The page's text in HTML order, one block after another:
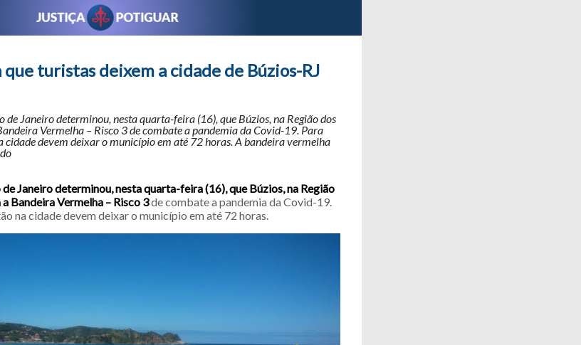
turistas deixem a cidade de Búzios-RJ
de Janeiro determinou, nesta quarta-feira (16), que Búzios, na Região dos
Vermelha – Risco 3 de combate a pandemia da Covid-19. Para
cidade devem deixar o município em até 72 horas. A bandeira vermelha
de Janeiro determinou, nesta quarta-feira (16), que Búzios, na Região
Bandeira Vermelha – Risco 3de combate a pandemia da Covid-19.
na cidade devem deixar o município em até 72 horas.